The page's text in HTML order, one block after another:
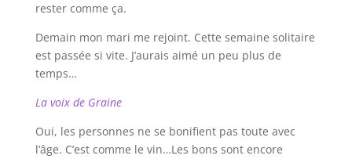
rester comme ça.
Demain mon mari me rejoint. Cette semaine solitaire
est passée si vite. J’aurais aimé un peu plus de
temps…
La voix de Graine
Oui, les personnes ne se bonifient pas toute avec
l’âge. C’est comme le vin…Les bons sont encore